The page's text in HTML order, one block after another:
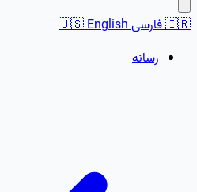
🇮🇷فارسی 🇺🇸English
رسانه